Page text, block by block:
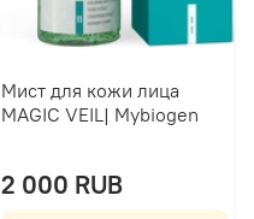
Мист для кожи лица
MAGIC VEIL| Mybiogen
2 000 RUB